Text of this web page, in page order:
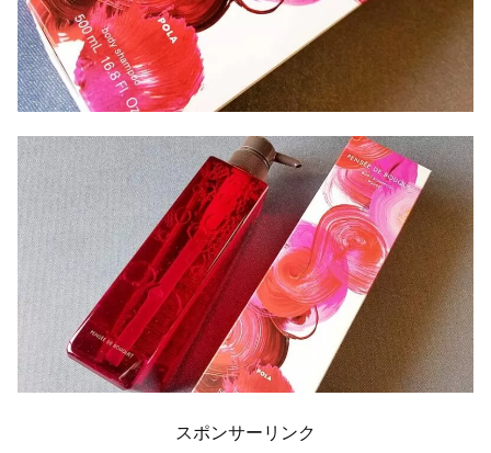
スポンサーリンク